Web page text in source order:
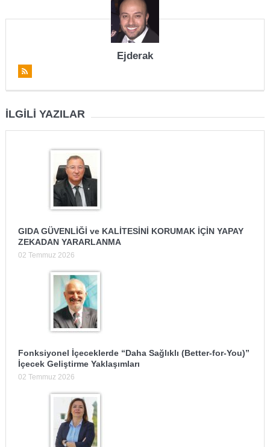
Ejderak
İLGILI YAZILAR
GIDA GÜVENLİĞİ ve KALİTESİNİ KORUMAK İÇİN YAPAY
ZEKADAN YARARLANMA
02 Temmuz 2026
Fonksiyonel İçeceklerde “Daha Sağlıklı (Better-for-You)”
İçecek Geliştirme Yaklaşımları
02 Temmuz 2026